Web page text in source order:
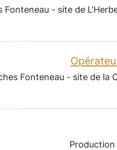
Fonteneau - site de
Fonteneau - site de la
Production